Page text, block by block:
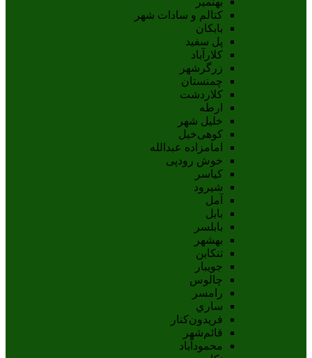
کتالم و سادات شهر
بابکان
پل سفید
کلارآباد
زرگرشهر
چمنستان
کلاردشت
ارطه
خلیل شهر
کوهی‌خیل
امامزاده عبدالله
خوش رودپی
کیاسر
شیرود
آمل
بابل
بابلسر
بهشهر
تنکابن
جويبار
چالوس
رامسر
ساري
فريدون‌کنار
قائم‌شهر
محمودآباد